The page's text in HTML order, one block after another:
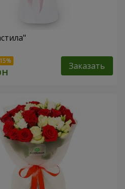
Заказать